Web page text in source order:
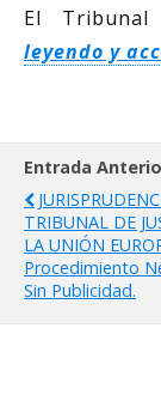
El Tribunal
leyendo y
Entrada
TRIBUNAL DE
LA UNIÓN
Procedimiento
Sin Publicidad.